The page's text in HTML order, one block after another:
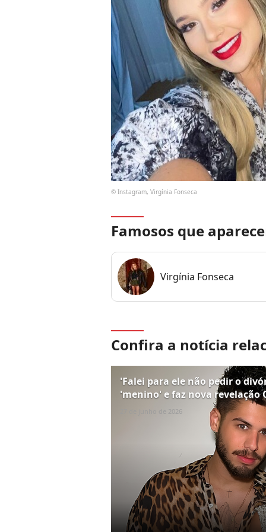
© Instagram, Virgínia Fonseca
Famosos que
Virgínia Fonseca
Confira a notícia
'Falei para ele não pedir o
'menino' e faz nova revelação
27 de junho de 2026